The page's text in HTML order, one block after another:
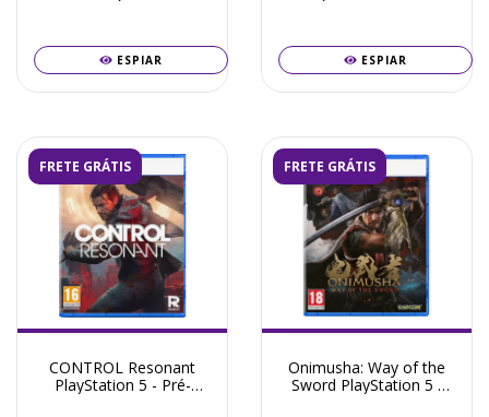
ESPIAR ESPIAR
FRETE GRÁTIS
CONTROL Resonant
PlayStation 5 - Pré-
FRETE GRÁTIS
Onimusha: Way of the
Sword PlayStation 5 -